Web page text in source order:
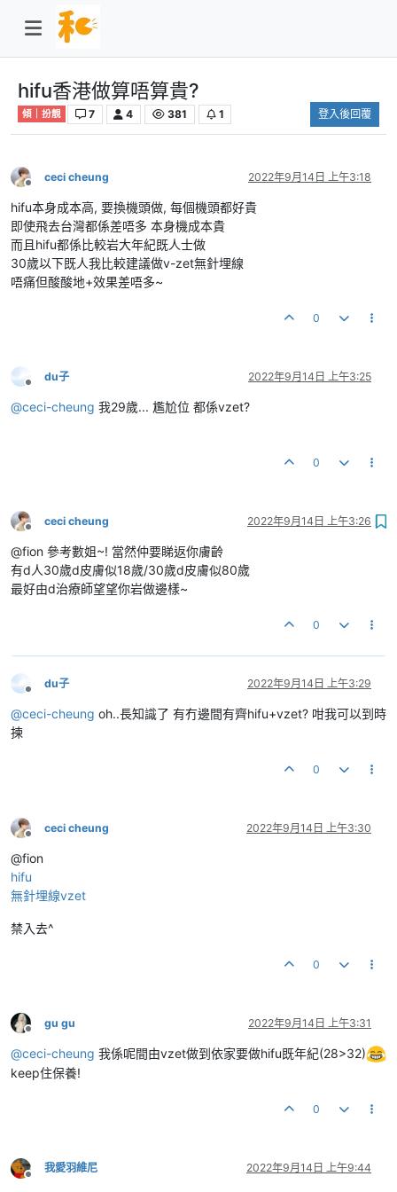
hifu香港做算唔算貴?
傾｜扮靚 7 4 381 1 登入後回覆
離線
ceci cheung 2022年9月14日 上午3:18
hifu本身成本高, 要換機頭做, 每個機頭都好貴
即使飛去台灣都係差唔多 本身機成本貴
而且hifu都係比較岩大年紀既人士做
30歲以下既人我比較建議做v-zet無針埋線
唔痛但酸酸地+效果差唔多~
0
離線
du子 2022年9月14日 上午3:25
@ceci-cheung 我29歲... 尷尬位 都係vzet?
0
離線
ceci cheung 2022年9月14日 上午3:26
@fion 參考數姐~! 當然仲要睇返你膚齡
有d人30歲d皮膚似18歲/30歲d皮膚似80歲
最好由d治療師望望你岩做邊樣~
0
離線
du子 2022年9月14日 上午3:29
@ceci-cheung oh..長知識了 有冇邊間有齊hifu+vzet? 咁我可以到時
揀
0
離線
ceci cheung 2022年9月14日 上午3:30
@fion
hifu
無針埋線vzet
禁入去^
0
離線
gu gu 2022年9月14日 上午3:31
@ceci-cheung 我係呢間由vzet做到依家要做hifu既年紀(28>32)
keep住保養!
0
離線
我愛羽維尼 2022年9月14日 上午9:44